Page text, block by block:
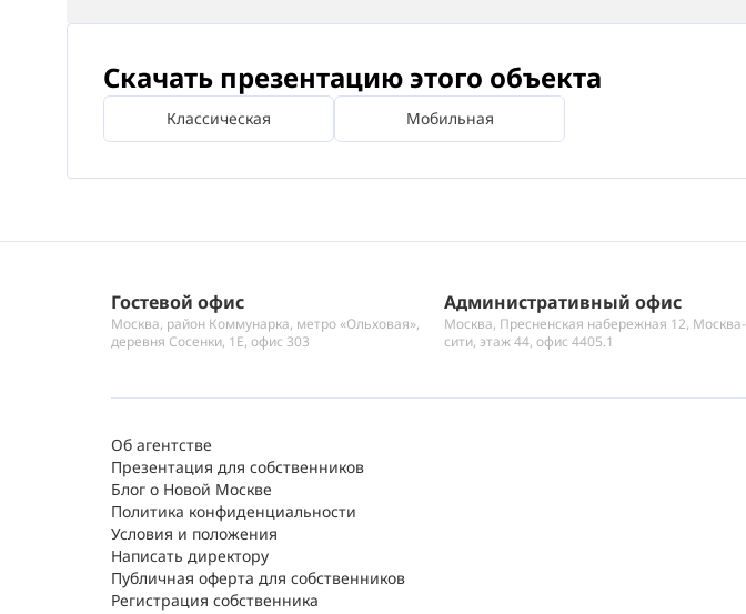
Скачать презентацию этого объекта
Классическая Мобильная
Гостевой офис
Москва, район Коммунарка, метро «Ольховая»,
деревня Сосенки, 1Е, офис 303
Административный офис
Москва, Пресненская набережная 12, Москва-
сити, этаж 44, офис 4405.1
Об агентстве
Презентация для собственников
Блог о Новой Москве
Политика конфиденциальности
Условия и положения
Написать директору
Публичная оферта для собственников
Регистрация собственника